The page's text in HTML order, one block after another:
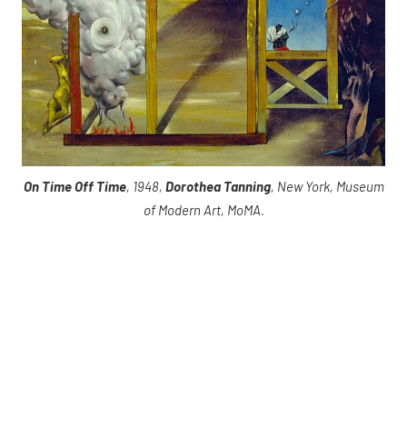
On Time Off Time, 1948, Dorothea Tanning, New York, Museum
of Modern Art, MoMA.